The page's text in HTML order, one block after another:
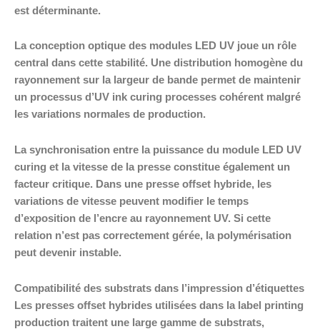
est déterminante.
La conception optique des modules LED UV joue un rôle
central dans cette stabilité. Une distribution homogène du
rayonnement sur la largeur de bande permet de maintenir
un processus d’UV ink curing processes cohérent malgré
les variations normales de production.
La synchronisation entre la puissance du module LED UV
curing et la vitesse de la presse constitue également un
facteur critique. Dans une presse offset hybride, les
variations de vitesse peuvent modifier le temps
d’exposition de l’encre au rayonnement UV. Si cette
relation n’est pas correctement gérée, la polymérisation
peut devenir instable.
Compatibilité des substrats dans l’impression d’étiquettes
Les presses offset hybrides utilisées dans la label printing
production traitent une large gamme de substrats,